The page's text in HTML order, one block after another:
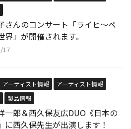
さんのコンサート「ライヒ〜ぺ
界」が開催されます。
17
アーティスト情報
アーティスト情報
製品情報
一郎＆西久保友広DUO《日本の
に西久保先生が出演します！